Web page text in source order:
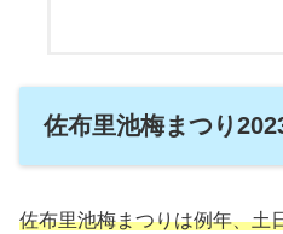
佐布里池梅まつり
佐布里池梅まつりは例年、土